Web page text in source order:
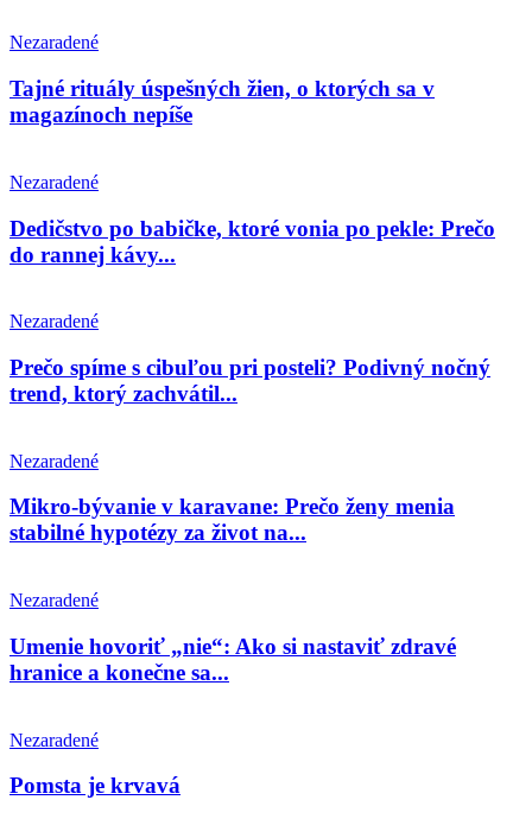
Nezaradené
Tajné rituály úspešných žien, o ktorých sa v
magazínoch nepíše
Nezaradené
Dedičstvo po babičke, ktoré vonia po pekle: Prečo
do rannej kávy...
Nezaradené
Prečo spíme s cibuľou pri posteli? Podivný nočný
trend, ktorý zachvátil...
Nezaradené
Mikro-bývanie v karavane: Prečo ženy menia
stabilné hypotézy za život na...
Nezaradené
Umenie hovoriť „nie“: Ako si nastaviť zdravé
hranice a konečne sa...
Nezaradené
Pomsta je krvavá